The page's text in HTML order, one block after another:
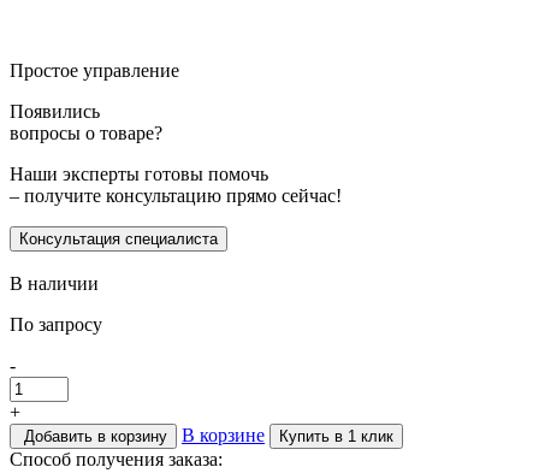
Простое управление
Появились
вопросы о товаре?
Наши эксперты готовы помочь
– получите консультацию прямо сейчас!
Консультация специалиста
В наличии
По запросу
-
+
Добавить в корзину В корзине Купить в 1 клик
Способ получения заказа: